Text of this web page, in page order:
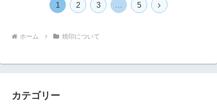
1 2 3 … 5
次
ホーム 焼印について
カテゴリー